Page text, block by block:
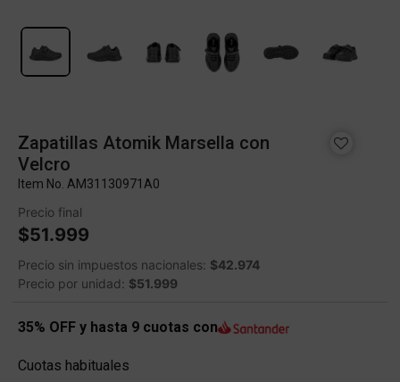
Zapatillas Atomik Marsella con
Velcro
Item No. AM31130971A0
Precio final
$51.999
Precio sin impuestos nacionales: $42.974
Precio por unidad: $51.999
35% OFF y hasta 9 cuotas con
Cuotas habituales